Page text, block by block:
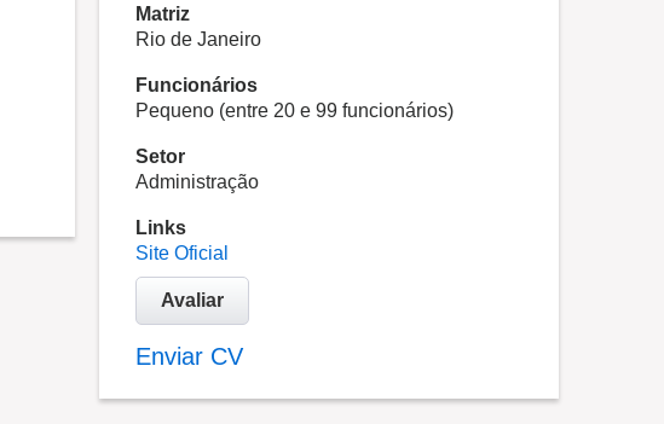
Matriz
Rio de Janeiro
Funcionários
Pequeno (entre 20 e 99 funcionários)
Setor
Administração
Links
Site Oficial
Avaliar
Enviar CV